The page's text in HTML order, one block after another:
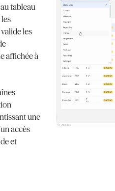
tableau
les
affichée à
une
accès
et